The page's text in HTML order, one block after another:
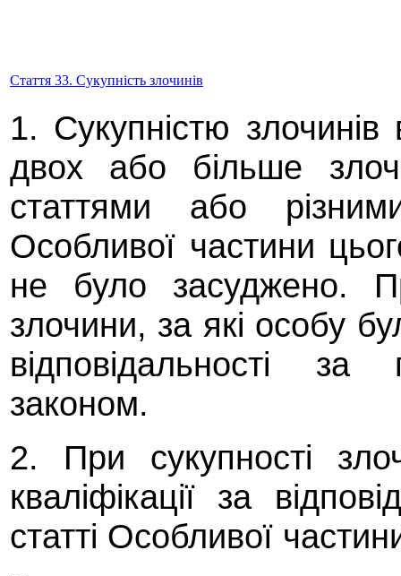
Стаття 33. Сукупність злочинів
1. Сукупністю
двох або більше
статтями або
Особливої частини
не було засуджено.
злочини, за які особу
відповідальності за
законом.
2. При сукупності
кваліфікації за
статті Особливої